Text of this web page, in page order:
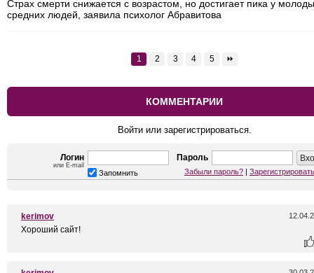
Страх смерти снижается с возрастом, но достигает пика у
средних людей, заявила психолог Абравитова
1 2 3 4 5 ⏩
КОММЕНТАРИИ
Войти или зарегистрироваться.
Логин
или E-mail
Пароль
Запомнить Забыли пароль? |
kerimov
Хороший сайт!